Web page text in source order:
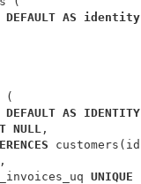
DEFAULT AS identity
(
DEFAULT AS IDENTITY
NULL ,
customers ( id
,
UNIQUE